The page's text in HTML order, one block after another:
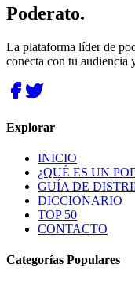
Poderato.
La plataforma líder de
conecta con tu audiencia
Explorar
INICIO
¿QUÉ ES UN
GUÍA DE
DICCIONARIO
TOP 50
CONTACTO
Categorías Populares